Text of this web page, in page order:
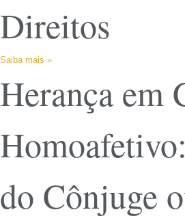
Direitos
Saiba mais »
Herança em
do Cônjuge